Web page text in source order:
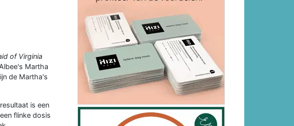
of Virginia
Martha
de Martha's
is een
flinke dosis